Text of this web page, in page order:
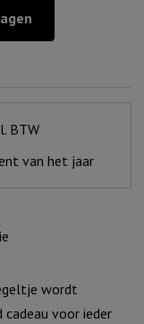
BTW
van het jaar
wordt
cadeau voor ieder